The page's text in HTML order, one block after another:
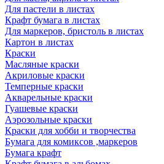
Для пастели в листах
Крафт бумага в листах
Для маркеров, бристоль в листах
Картон в листах
Краски
Масляные краски
Акриловые краски
Темперные краски
Акварельные краски
Гуашевые краски
Аэрозольные краски
Краски для хобби и творчества
Бумага для комиксов ,маркеров
Бумага крафт